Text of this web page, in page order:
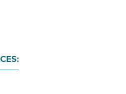
glutēna